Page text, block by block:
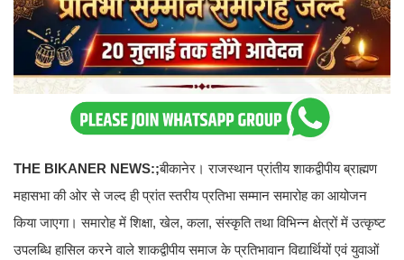
THE BIKANER NEWS:;बीकानेर। राजस्थान प्रांतीय शाकद्वीपीय ब्राह्मण
महासभा की ओर से जल्द ही प्रांत स्तरीय प्रतिभा सम्मान समारोह का आयोजन
किया जाएगा। समारोह में शिक्षा, खेल, कला, संस्कृति तथा विभिन्न क्षेत्रों में उत्कृष्ट
उपलब्धि हासिल करने वाले शाकद्वीपीय समाज के प्रतिभावान विद्यार्थियों एवं युवाओं